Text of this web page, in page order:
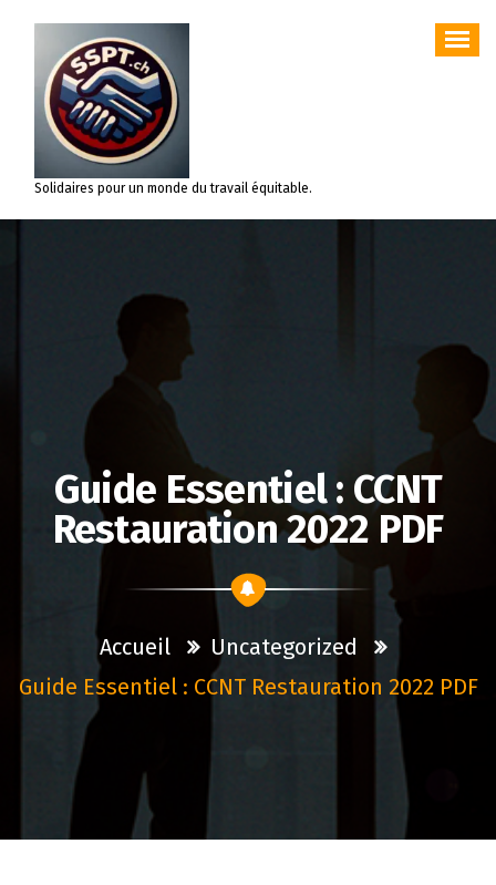
contenu
Solidaires pour un monde du travail équitable.
Guide Essentiel : CCNT
Restauration 2022 PDF
Accueil
Uncategorized
Guide Essentiel : CCNT Restauration 2022 PDF